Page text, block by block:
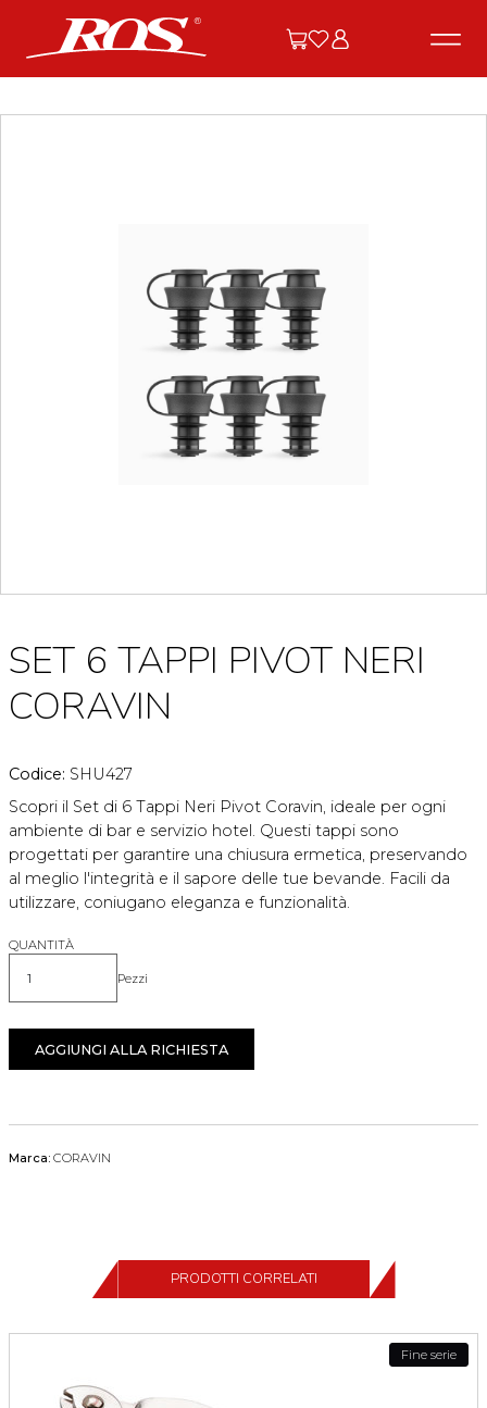
SET 6 TAPPI PIVOT NERI
CORAVIN
Codice: SHU427
Scopri il Set di 6 Tappi Neri Pivot Coravin, ideale per ogni
ambiente di bar e servizio hotel. Questi tappi sono
progettati per garantire una chiusura ermetica, preservando
al meglio l'integrità e il sapore delle tue bevande. Facili da
utilizzare, coniugano eleganza e funzionalità.
QUANTITÀ
Quantità Pezzi
AGGIUNGI ALLA RICHIESTA
Marca: CORAVIN
PRODOTTI CORRELATI
Fine serie